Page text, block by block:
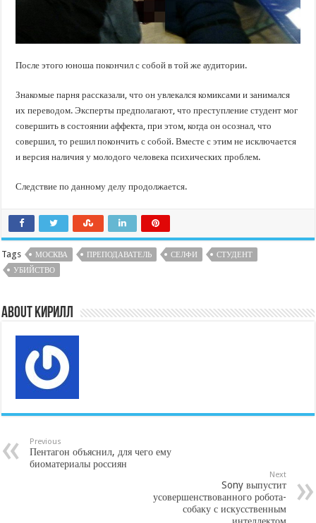
После этого юноша покончил с собой в той же аудитории.
Знакомые парня рассказали, что он увлекался комиксами и занимался
их переводом. Эксперты предполагают, что преступление студент мог
совершить в состоянии аффекта, при этом, когда он осознал, что
совершил, то решил покончить с собой. Вместе с этим не исключается
и версия наличия у молодого человека психических проблем.
Следствие по данному делу продолжается.
Tags МОСКВА ПРЕПОДАВАТЕЛЬ СЕЛФИ
СТУДЕНТ
УБИЙСТВО
About Кирилл
Previous
Пентагон объяснил, для чего ему
биоматериалы россиян
Next
Sony выпустит
усовершенствованного робота-
собаку с искусственным
интеллектом